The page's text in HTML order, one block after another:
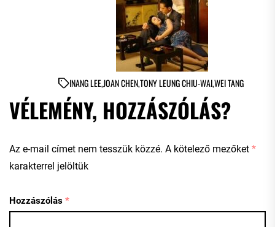
INANG LEE,JOAN CHEN,TONY LEUNG CHIU-WAI,WEI TANG
VÉLEMÉNY, HOZZÁSZÓLÁS?
Az e-mail címet nem tesszük közzé. A kötelező mezőket *
karakterrel jelöltük
Hozzászólás *